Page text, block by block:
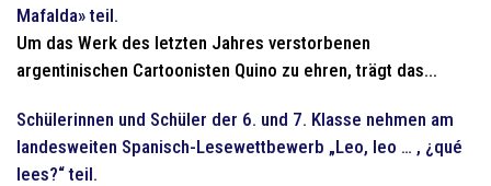
Mafalda» teil.
Um das Werk des letzten Jahres verstorbenen
argentinischen Cartoonisten Quino zu ehren, trägt das...
Schülerinnen und Schüler der 6. und 7. Klasse nehmen am
landesweiten Spanisch-Lesewettbewerb „Leo, leo … , ¿qué
lees?“ teil.